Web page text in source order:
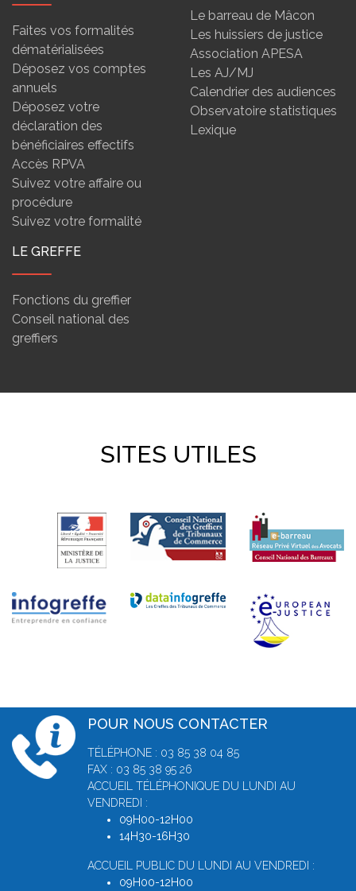
Faites vos formalités
dématérialisées
Déposez vos comptes
annuels
Déposez votre
déclaration des
bénéficiaires effectifs
Accès RPVA
Suivez votre affaire ou
procédure
Suivez votre formalité
Le barreau de Mâcon
Les huissiers de justice
Association APESA
Les AJ/MJ
Calendrier des audiences
Observatoire statistiques
Lexique
LE GREFFE
Fonctions du greffier
Conseil national des
greffiers
SITES UTILES
POUR NOUS CONTACTER
TÉLÉPHONE : 03 85 38 04 85
FAX : 03 85 38 95 26
ACCUEIL TÉLÉPHONIQUE DU LUNDI AU
VENDREDI :
09H00-12H00
14H30-16H30
ACCUEIL PUBLIC DU LUNDI AU VENDREDI :
09H00-12H00